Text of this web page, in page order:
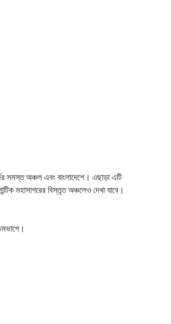
অঞ্চল এবং বাংলাদেশে। এছাড়া এটি
মহাসাগরের বিস্তৃত অঞ্চলেও দেখা যাবে।